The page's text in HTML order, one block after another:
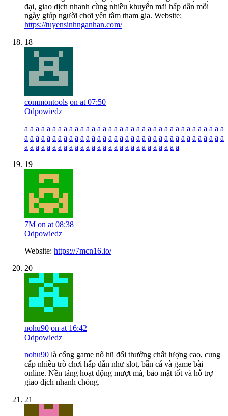
đại, giao dịch nhanh cùng nhiều khuyến mãi hấp dẫn mỗi
ngày giúp người chơi yên tâm tham gia. Website:
https://tuyensinhnganhan.com/
18
commontools on at 07:50
Odpowiedz
a a a a a a a a a a a a a a a a a a a a a a a a a a a a a a a a a a a a
a a a a a a a a a a a a a a a a a a a a a a a a a a a a a a a a a a a a
a a a a a a a a a a a a a a a a a a a a a a a a a a a a
19
7M on at 08:38
Odpowiedz
Website: https://7mcn16.io/
20
nohu90 on at 16:42
Odpowiedz
nohu90 là cổng game nổ hũ đổi thưởng chất lượng cao, cung
cấp nhiều trò chơi hấp dẫn như slot, bắn cá và game bài
online. Nền tảng hoạt động mượt mà, bảo mật tốt và hỗ trợ
giao dịch nhanh chóng.
21